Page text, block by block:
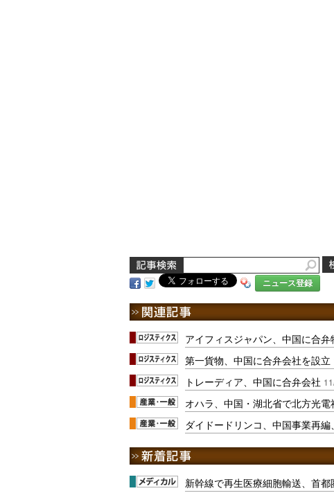
ニュース登録
アイフィスジャパン、中国に合弁
第一貨物、中国に合弁会社を設立
トレーディア、中国に合弁会社
オハラ、中国・湖北省で北方光電
ダイドードリンコ、中国事業再
新幹線で再生医療細胞輸送、首